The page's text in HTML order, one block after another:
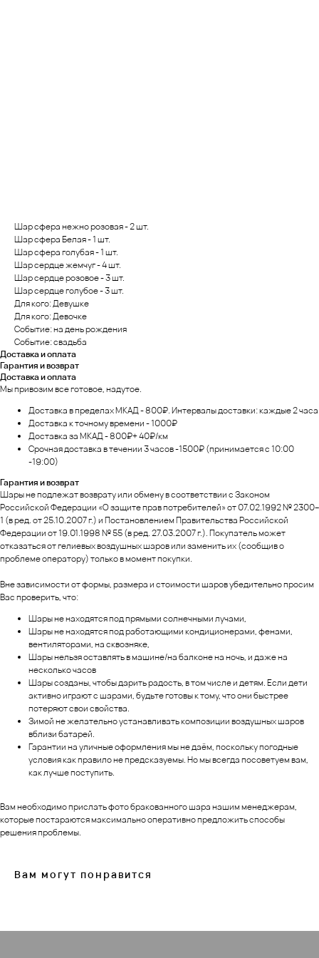
Шар сфера нежно розовая - 2 шт.
Шар сфера Белая - 1 шт.
Шар сфера голубая - 1 шт.
Шар сердце жемчуг - 4 шт.
Шар сердце розовое - 3 шт.
Шар сердце голубое - 3 шт.
Для кого: Девушке
Для кого: Девочке
Событие: на день рождения
Событие: свадьба
Доставка и оплата
Гарантия и возврат
Доставка и оплата
Мы привозим все готовое, надутое.
Доставка в пределах МКАД - 800₽. Интервалы доставки: каждые 2 часа
Доставка к точному времени - 1000₽
Доставка за МКАД - 800₽+ 40₽/км
Срочная доставка в течении 3 часов -1500₽ (принимается с 10:00
-19:00)
Гарантия и возврат
Шары не подлежат возврату или обмену в соответствии с Законом
Российской Федерации «О защите прав потребителей» от 07.02.1992 № 2300–
1 (в ред. от 25.10.2007 г.) и Постановлением Правительства Российской
Федерации от 19.01.1998 № 55 (в ред. 27.03.2007 г.). Покупатель может
отказаться от гелиевых воздушных шаров или заменить их (сообщив о
проблеме оператору) только в момент покупки.
Вне зависимости от формы, размера и стоимости шаров убедительно просим
Вас проверить, что:
Шары не находятся под прямыми солнечными лучами,
Шары не находятся под работающими кондиционерами, фенами,
вентиляторами, на сквозняке,
Шары нельзя оставлять в машине/на балконе на ночь, и даже на
несколько часов
Шары созданы, чтобы дарить радость, в том числе и детям. Если дети
активно играют с шарами, будьте готовы к тому, что они быстрее
потеряют свои свойства.
Зимой не желательно устанавливать композиции воздушных шаров
вблизи батарей.
Гарантии на уличные оформления мы не даём, поскольку погодные
условия как правило не предсказуемы. Но мы всегда посоветуем вам,
как лучше поступить.
Вам необходимо прислать фото бракованного шара нашим менеджерам,
которые постараются максимально оперативно предложить способы
решения проблемы.
Вам могут понравится